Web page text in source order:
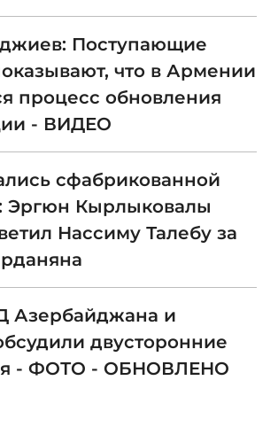
Поступающие
что в Армении
процесс обновления
- ВИДЕО
сфабрикованной
Эргюн Кырлыковалы
Нассиму Талебу за
Азербайджана и
двусторонние
- ФОТО - ОБНОВЛЕНО